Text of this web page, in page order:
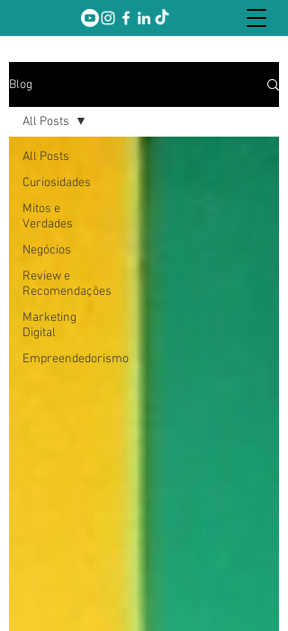
Blog
All Posts
Curiosidades
Mitos e
Verdades
Negócios
Review e
Recomendações
Marketing
Digital
Empreendedorismo
All Posts